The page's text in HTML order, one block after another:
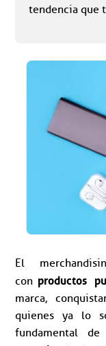
tendencia que
El
con productos
marca,
quienes ya lo
fundamental